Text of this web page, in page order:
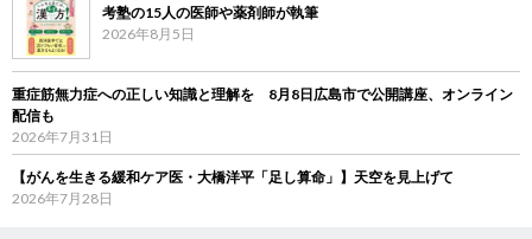
考塾の15人の医師や薬剤師が執筆
2026年8月5日
重症筋無力症への正しい知識と理解を 8月8日広島市で公開講座、オンライン
配信も
2026年7月31日
【がんを生きる緩和ケア医・大橋洋平「足し算命」】天空を見上げて
2026年7月28日